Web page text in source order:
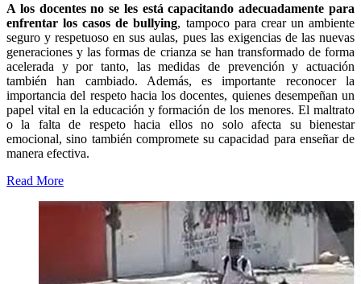
A los docentes no se les está capacitando adecuadamente para
enfrentar los casos de bullying, tampoco para crear un ambiente
seguro y respetuoso en sus aulas, pues las exigencias de las nuevas
generaciones y las formas de crianza se han transformado de forma
acelerada y por tanto, las medidas de prevención y actuación
también han cambiado. Además, es importante reconocer la
importancia del respeto hacia los docentes, quienes desempeñan un
papel vital en la educación y formación de los menores. El maltrato
o la falta de respeto hacia ellos no solo afecta su bienestar
emocional, sino también compromete su capacidad para enseñar de
manera efectiva.
Read More